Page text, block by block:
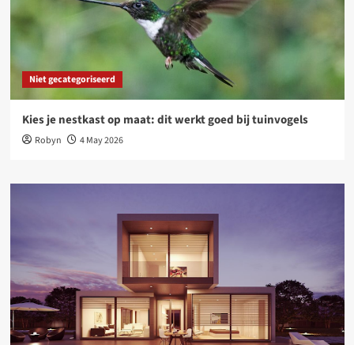
Niet gecategoriseerd
Kies je nestkast op maat: dit werkt goed bij tuinvogels
Robyn 4 May 2026